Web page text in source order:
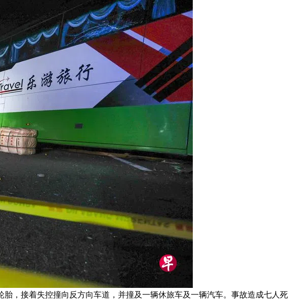
，接着失控撞向反方向车道，并撞及一辆休旅车及一辆汽车。事故造成七人死